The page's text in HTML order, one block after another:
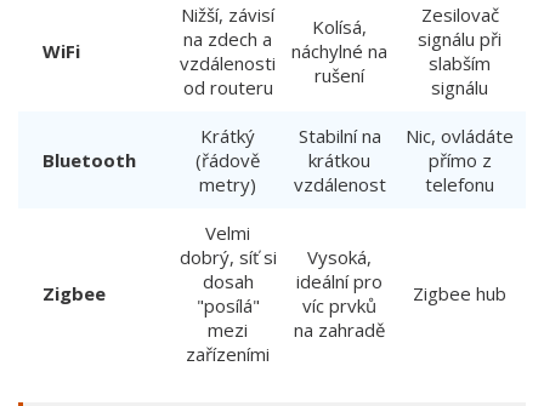
WiFi
Nižší, závisí
na zdech a
vzdálenosti
od routeru
Kolísá,
náchylné na
rušení
Zesilovač
signálu při
slabším
signálu
Bluetooth
Krátký
(řádově
metry)
Stabilní na
krátkou
vzdálenost
Nic, ovládáte
přímo z
telefonu
Zigbee
Velmi
dobrý, síť si
dosah
"posílá"
mezi
zařízeními
Vysoká,
ideální pro
víc prvků
na zahradě
Zigbee hub